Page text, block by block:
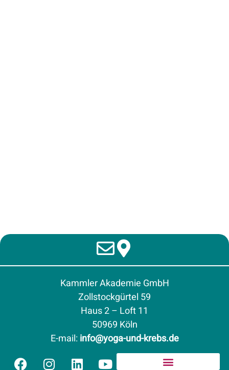
Kammler Akademie GmbH
Zollstockgürtel 59
Haus 2 – Loft 11
50969 Köln
E-mail:info@yoga-und-krebs.de